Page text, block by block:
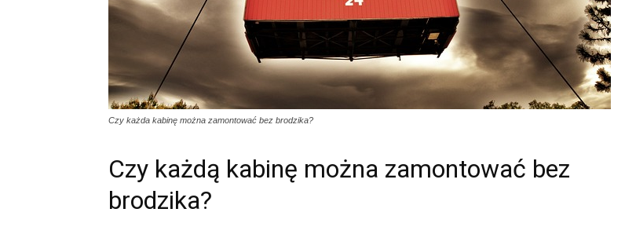
Czy każda kabinę można zamontować bez brodzika?
Czy każdą kabinę można zamontować bez
brodzika?